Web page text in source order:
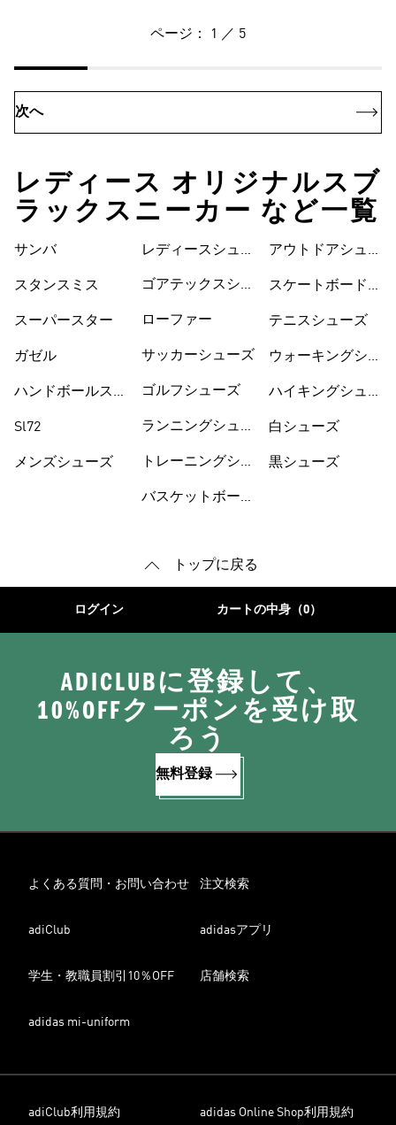
ページ： 1 ／ 5
次へ
レディース オリジナルスブ
ラックスニーカー など一覧
サンバ
スタンスミス
スーパースター
ガゼル
ハンドボールスペ
Sl72
メンズシューズ
レディースシュー
ゴアテックスシュ
ローファー
サッカーシューズ
ゴルフシューズ
ランニングシュー
トレーニングシュ
バスケットボール
シューズ
アウトドアシュー
スケートボードシ
テニスシューズ
ウォーキングシュ
ハイキングシュー
白シューズ
黒シューズ
トップに戻る
ログイン カートの中身（0）
ADICLUBに登録して、
10%OFFクーポンを受け取
ろう
無料登録
よくある質問・お問い合わせ 注文検索
adiClub adidasアプリ
学生・教職員割引10％OFF 店舗検索
adidas mi-uniform
adiClub利用規約 adidas Online Shop利用規約